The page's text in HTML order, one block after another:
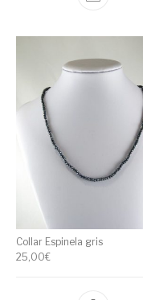
Collar Espinela gris
25,00€